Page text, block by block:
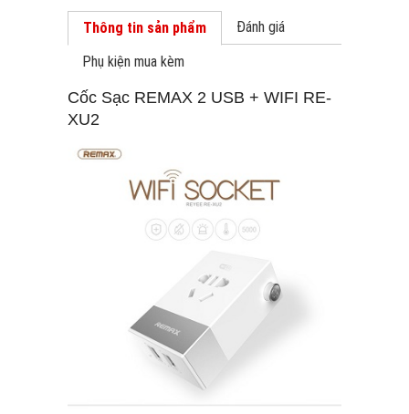
Thông tin sản phẩm
Đánh giá
Phụ kiện mua kèm
Cốc Sạc REMAX 2 USB + WIFI RE-
XU2